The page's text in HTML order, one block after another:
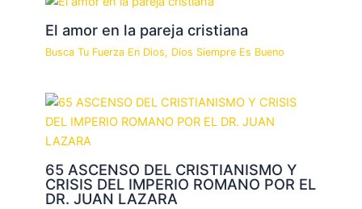
El amor en la pareja cristiana
Busca Tu Fuerza En Dios, Dios Siempre Es Bueno
65 ASCENSO DEL CRISTIANISMO Y
CRISIS DEL IMPERIO ROMANO POR EL
DR. JUAN LAZARA